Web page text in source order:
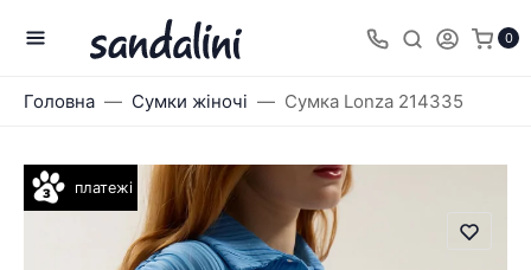
0
Головна Сумки жіночі Сумка Lonza 214335
платежі